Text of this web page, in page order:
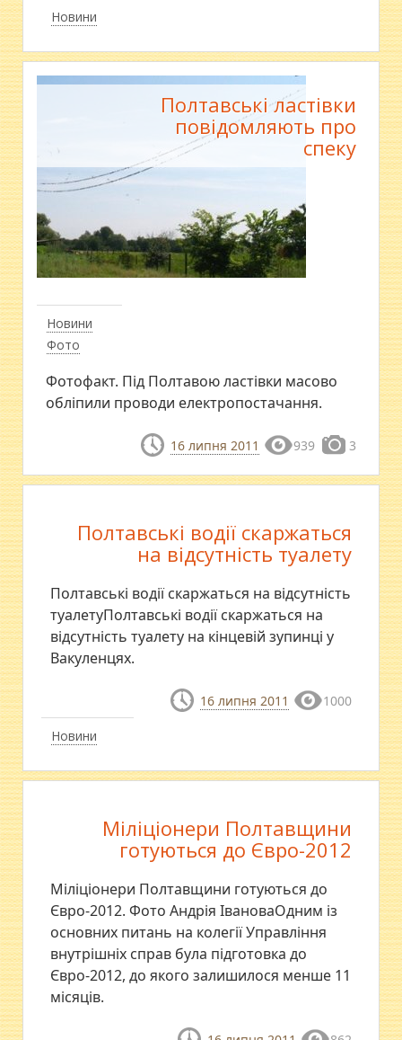
Новини
Новини
Фото
Полтавські ластівки
повідомляють про
спеку
Фотофакт. Під Полтавою ластівки масово
обліпили проводи електропостачання.
16 липня 2011 939 3
Новини
Полтавські водії скаржаться
на відсутність туалету
Полтавські водії скаржаться на відсутність
туалетуПолтавські водії скаржаться на
відсутність туалету на кінцевій зупинці у
Вакуленцях.
16 липня 2011 1000
Міліціонери Полтавщини
готуються до Євро-2012
Міліціонери Полтавщини готуються до
Євро-2012. Фото Андрія ІвановаОдним із
основних питань на колегії Управління
внутрішніх справ була підготовка до
Євро-2012, до якого залишилося менше 11
місяців.